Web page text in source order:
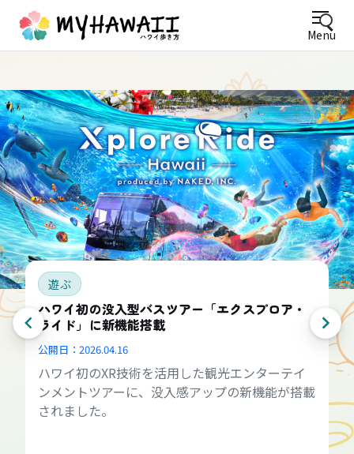
Menu
遊ぶ
ハワイ初の没入型バスツアー「エクスプロア・
ライド」に新機能搭載
公開日： 2026.04.16
ハワイ初のXR技術を活用した観光エンターテイ
ンメントツアーに、没入感アップの新機能が搭載
されました。